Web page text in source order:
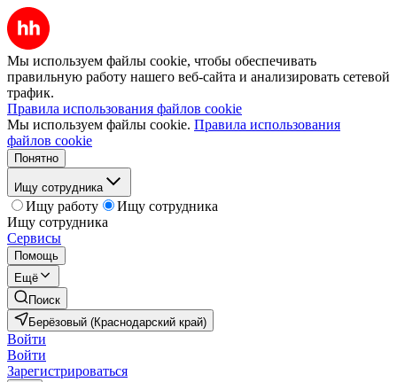
Мы используем файлы cookie, чтобы обеспечивать
правильную работу нашего веб-сайта и анализировать сетевой
трафик.
Правила использования файлов cookie
Мы используем файлы cookie. Правила использования
файлов cookie
Понятно
Ищу сотрудника
Ищу работу
Ищу сотрудника
Ищу сотрудника
Сервисы
Помощь
Ещё
Поиск
Берёзовый (Краснодарский край)
Войти
Войти
Зарегистрироваться